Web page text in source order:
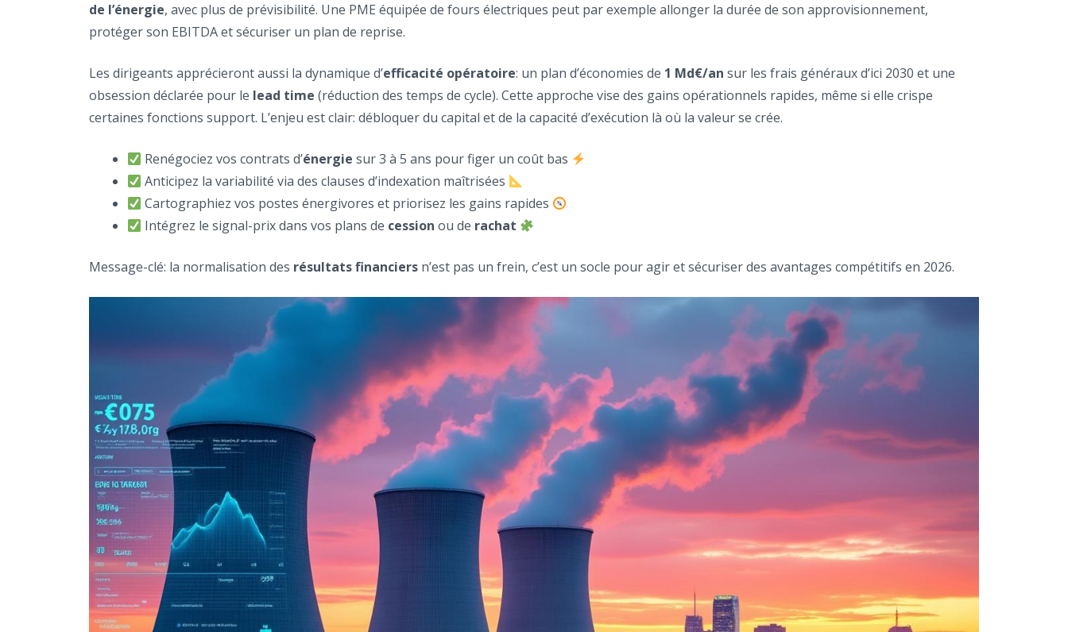
de l’énergie, avec plus de prévisibilité. Une PME équipée de fours électriques peut par exemple allonger la durée de son approvisionnement,
protéger son EBITDA et sécuriser un plan de reprise.
Les dirigeants apprécieront aussi la dynamique d’efficacité opératoire: un plan d’économies de 1 Md€/an sur les frais généraux d’ici 2030 et une
obsession déclarée pour le lead time (réduction des temps de cycle). Cette approche vise des gains opérationnels rapides, même si elle crispe
certaines fonctions support. L’enjeu est clair: débloquer du capital et de la capacité d’exécution là où la valeur se crée.
Renégociez vos contrats d’énergie sur 3 à 5 ans pour figer un coût bas
Anticipez la variabilité via des clauses d’indexation maîtrisées
Cartographiez vos postes énergivores et priorisez les gains rapides
Intégrez le signal-prix dans vos plans de cession ou de rachat
Message-clé: la normalisation des résultats financiers n’est pas un frein, c’est un socle pour agir et sécuriser des avantages compétitifs en 2026.